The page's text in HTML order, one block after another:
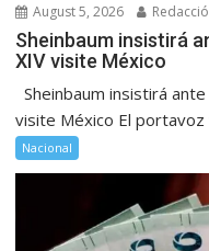
August 5, 2026
Sheinbaum insistirá
XIV visite México
Sheinbaum insistirá
visite México El portavoz
Nacional